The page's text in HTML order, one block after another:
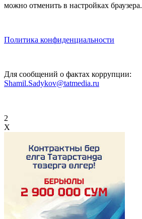
можно отменить в настройках браузера.
Политика конфиденциальности
Для сообщений о фактах коррупции:
Shamil.Sadykov@tatmedia.ru
2
X